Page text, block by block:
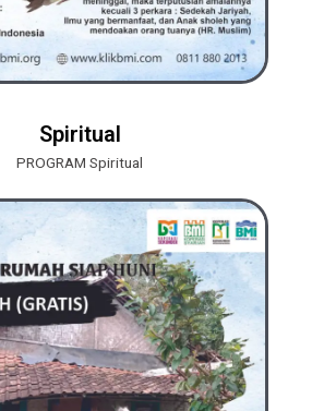
Spiritual
PROGRAM Spiritual